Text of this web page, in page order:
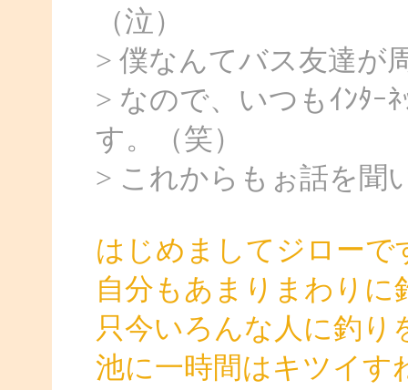
（泣）
> 僕なんてバス友達が
> なので、いつもｲﾝﾀｰ
す。（笑）
> これからもぉ話を聞
はじめましてジローで
自分もあまりまわりに
只今いろんな人に釣り
池に一時間はキツイす